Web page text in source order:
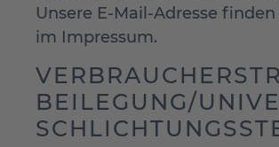
Unsere E-Mail-Adresse finden
im Impressum.
BEILEGUNG/